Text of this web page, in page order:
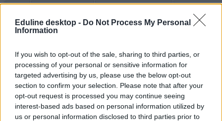
Eduline desktop - Do Not Process My Personal
Information
If you wish to opt-out of the sale, sharing to third parties, or
processing of your personal or sensitive information for
targeted advertising by us, please use the below opt-out
section to confirm your selection. Please note that after your
opt-out request is processed you may continue seeing
interest-based ads based on personal information utilized by
us or personal information disclosed to third parties prior to
A digilektus
hatása az írásbeli
egy kérdőíves
vizsgálat alapján
Márai Sándor: 42. Az
mozgalmáról
2015
Grendel Lajos: A
modern magyar
irodalom története.
Bevezetés
Részlet Seneca
leveleiből - érvelés "az
idő a miénk" témában
Bodor Ádám:
Állatkert
(novella)